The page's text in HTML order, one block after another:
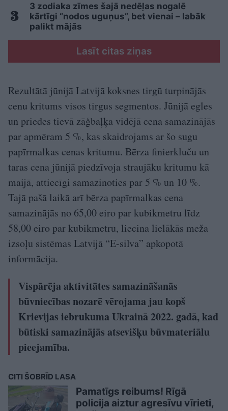
3 zodiaka zīmes šajā nedēļas nogalē
kārtīgi “nodos uguņus”, bet vienai – labāk
palikt mājās
Lasīt citas ziņas
Rezultātā jūnijā Latvijā koksnes tirgū turpinājās
cenu kritums visos tirgus segmentos. Jūnijā egles
un priedes tievā zāģbaļķa vidējā cena samazinājās
par apmēram 5 %, kas skaidrojams ar šo sugu
papīrmalkas cenas kritumu. Bērza finierkluču un
taras cena jūnijā piedzīvoja straujāku kritumu kā
maijā, attiecīgi samazinoties par 5 % un 10 %.
Tajā pašā laikā arī bērza papīrmalkas cena
samazinājās no 65,00 eiro par kubikmetru līdz
58,00 eiro par kubikmetru, liecina lielākās meža
izsoļu sistēmas Latvijā “E-silva” apkopotā
informācija.
Vispārēja aktivitātes samazināšanās
būvniecības nozarē vērojama jau kopš
Krievijas iebrukuma Ukrainā 2022. gadā, kad
būtiski samazinājās atsevišķu būvmateriālu
pieejamība.
CITI ŠOBRĪD LASA
Pamatīgs reibums! Rīgā
policija aiztur agresīvu vīrieti,